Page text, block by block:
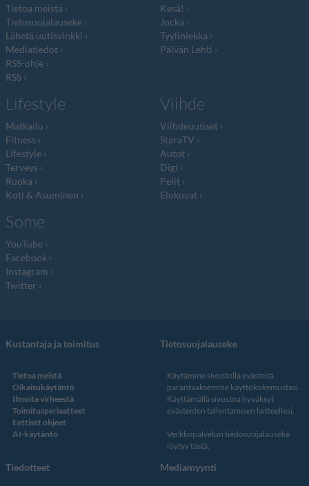
Tietoa meistä
Tietosuojalauseke
Lähetä uutisvinkki
Mediatiedot
RSS-ohje
RSS
Kesä!
Jocka
Tyyliniekka
Päivän Lehti
Lifestyle
Matkailu
Fitness
Lifestyle
Terveys
Ruoka
Koti & Asuminen
Viihde
Viihdeuutiset
StaraTV
Autot
Digi
Pelit
Elokuvat
Some
YouTube
Facebook
Instagram
Twitter
Kustantaja ja toimitus
Tietoa meistä
Oikaisukäytäntö
Ilmoita virheestä
Toimitusperiaatteet
Eettiset ohjeet
AI-käytäntö
Tietosuojalauseke
Käytämme sivustolla evästeitä
parantaaksemme käyttökokemustasi.
Käyttämällä sivustoa hyväksyt
evästeiden tallentamisen laitteellesi.
Verkkopalvelun tiedosuojalauseke
löytyy tästä.
Tiedotteet Mediamyynti